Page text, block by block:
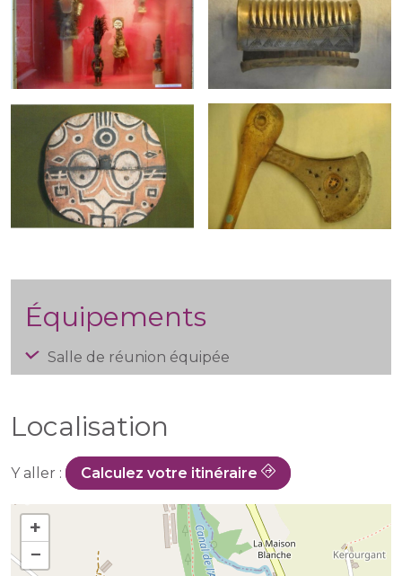
Équipements
Salle de réunion équipée
Localisation
Y aller : Calculez votre itinéraire
+
−